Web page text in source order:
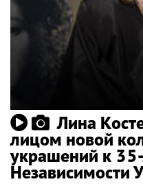
Лина
лицом новой
украшений к
Независимости